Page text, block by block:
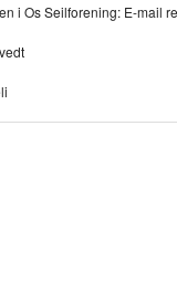
i Os Seilforening: E-mail